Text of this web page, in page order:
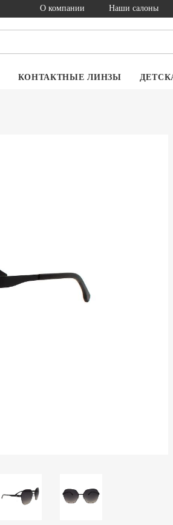
О компании Наши салоны
КОНТАКТНЫЕ ЛИНЗЫ